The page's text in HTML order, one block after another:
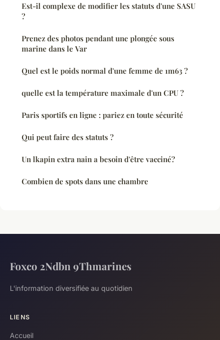
Est-il complexe de modifier les statuts d'une SASU
?
Prenez des photos pendant une plongée sous
marine dans le Var
Quel est le poids normal d'une femme de 1m63 ?
quelle est la température maximale d'un CPU ?
Paris sportifs en ligne : pariez en toute sécurité
Qui peut faire des statuts ?
Un lkapin extra nain a besoin d'être vacciné?
Combien de spots dans une chambre
Foxco 2Ndbn 9Thmarines
L'information diversifiée au quotidien
LIENS
Accueil